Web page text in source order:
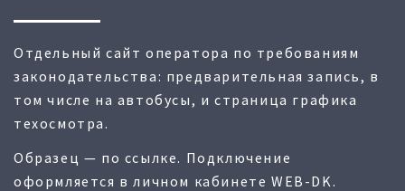
Отдельный сайт оператора по требованиям
законодательства: предварительная запись, в
том числе на автобусы, и страница графика
техосмотра.
Образец — по ссылке. Подключение
оформляется в личном кабинете WEB-DK.